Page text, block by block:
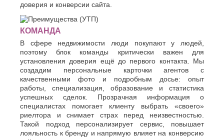
доверия и конверсии сайта.
КОМАНДА
В сфере недвижимости люди покупают у людей,
поэтому блок команды критически важен для
установления доверия ещё до первого контакта. Мы
создадим персональные карточки агентов с
качественными фото и подробным досье: опыт
работы, специализация, образование и статистика
успешных сделок. Прозрачная информация о
специалистах помогает клиенту выбрать «своего»
риелтора и снимает страх перед неизвестностью.
Такой подход персонализирует сервис, повышает
лояльность к бренду и напрямую влияет на конверсию